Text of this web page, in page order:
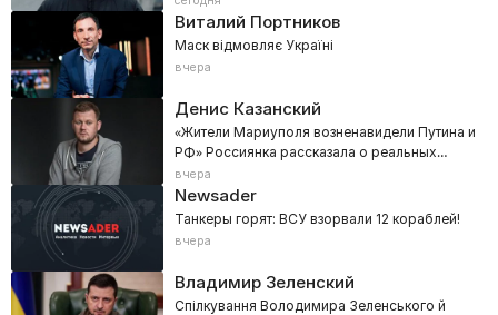
Виталий Портников
Маск відмовляє Україні
вчера
Денис Казанский
«Жители Мариуполя возненавидели Путина и
РФ» Россиянка рассказала о реальных
настроениях Донбасса
вчера
Newsader
Танкеры горят: ВСУ взорвали 12 кораблей!
вчера
Владимир Зеленский
Спілкування Володимира Зеленського й